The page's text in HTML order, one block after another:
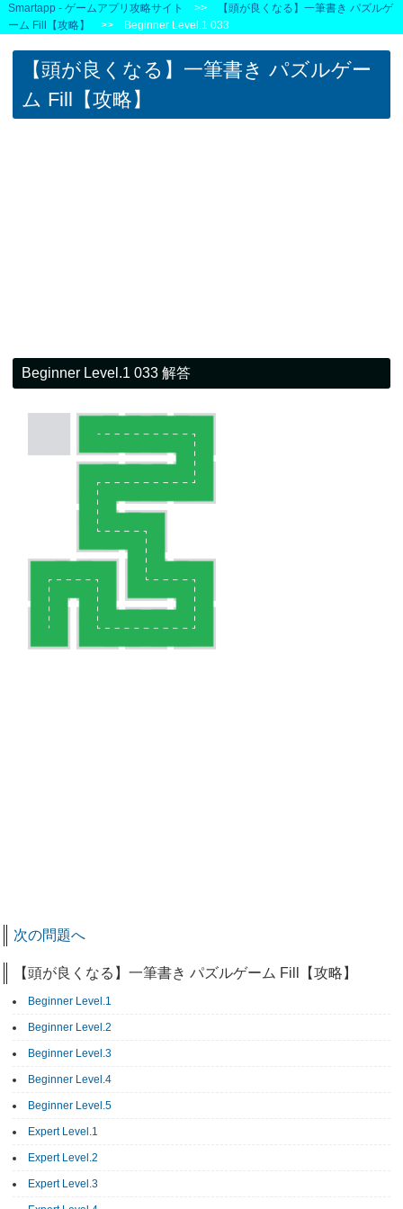
Smartapp - ゲームアプリ攻略サイト >>
【頭が良くなる】一筆書き パズルゲ
ーム Fill【攻略】
>> Beginner Level.1 033
【頭が良くなる】一筆書き パズルゲー
ム Fill【攻略】
Beginner Level.1 033 解答
次の問題へ
【頭が良くなる】一筆書き パズルゲーム Fill【攻略】
Beginner Level.1
Beginner Level.2
Beginner Level.3
Beginner Level.4
Beginner Level.5
Expert Level.1
Expert Level.2
Expert Level.3